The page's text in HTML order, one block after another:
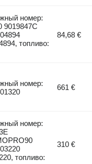
номер:
9019847C
топливо:
84,68 €
номер:
661 €
номер:
топливо:
310 €